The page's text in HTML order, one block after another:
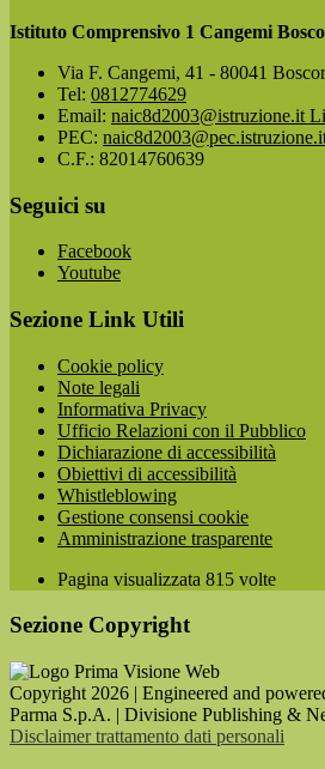
Istituto Comprensivo 1 Cangemi
Via F. Cangemi, 41 - 80041
Tel: 0812774629
Email: naic8d2003@istruzione.it
PEC:
C.F.: 82014760639
Seguici su
Facebook
Youtube
Sezione Link Utili
Cookie policy
Note legali
Informativa Privacy
Ufficio Relazioni con il Pubblico
Dichiarazione di accessibilità
Obiettivi di accessibilità
Whistleblowing
Gestione consensi cookie
Amministrazione trasparente
Pagina visualizzata 815 volte
Sezione Copyright
Copyright 2026 | Engineered and
Parma S.p.A. | Divisione Publishing &
Disclaimer trattamento dati personali